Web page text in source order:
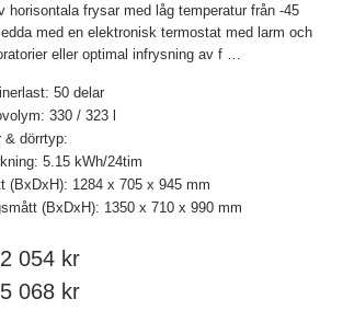
horisontala frysar med låg temperatur från -45
med en elektronisk termostat med larm och
eller optimal infrysning av f
50 delar
330 / 323 l
& dörrtyp:
5.15 kWh/24tim
(BxDxH): 1284 x 705 x 945 mm
(BxDxH): 1350 x 710 x 990 mm
054
068